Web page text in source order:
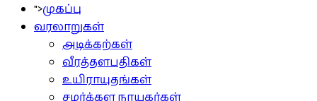
">முகப்பு
வரலாறுகள்
அடிக்கற்கள்
வீரத்தளபதிகள்
உயிராயுதங்கள்